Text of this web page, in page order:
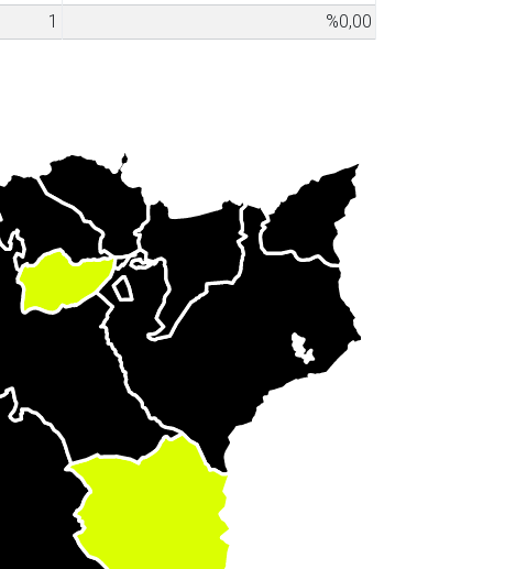
1 %0,00